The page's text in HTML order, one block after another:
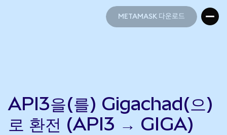
METAMASK 다운로드
API3을(를) Gigachad(으)
로 환전 (API3 → GIGA)